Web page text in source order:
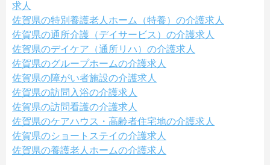
求人
佐賀県の特別養護老人ホーム（特養）の介護求人
佐賀県の通所介護（デイサービス）の介護求人
佐賀県のデイケア（通所リハ）の介護求人
佐賀県のグループホームの介護求人
佐賀県の障がい者施設の介護求人
佐賀県の訪問入浴の介護求人
佐賀県の訪問看護の介護求人
佐賀県のケアハウス・高齢者住宅地の介護求人
佐賀県のショートステイの介護求人
佐賀県の養護老人ホームの介護求人